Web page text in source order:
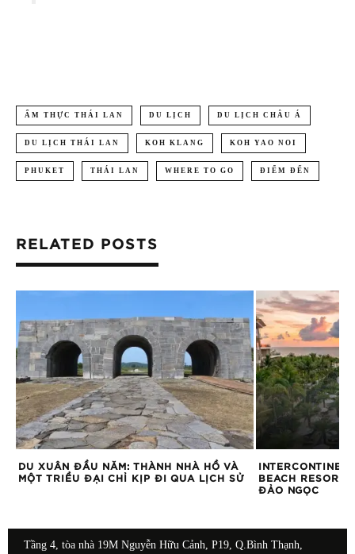
ẨM THỰC THÁI LAN DU LỊCH DU LỊCH CHÂU Á
DU LỊCH THÁI LAN KOH KLANG KOH YAO NOI
PHUKET THÁI LAN WHERE TO GO ĐIỂM ĐẾN
RELATED POSTS
DU XUÂN ĐẦU NĂM: THÀNH NHÀ HỒ VÀ
MỘT TRIỀU ĐẠI CHỈ KỊP ĐI QUA LỊCH SỬ
BEACH RESORT
ĐẢO NGỌC
Tầng 4, tòa nhà 19M Nguyễn Hữu Cảnh, P19, Q.Bình Thạnh,